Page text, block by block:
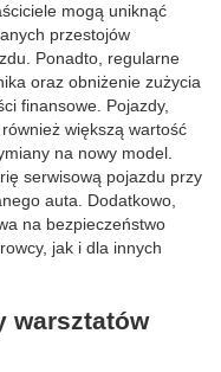
mogą uniknąć
przestojów
Ponadto, regularne
oraz obniżenie zużycia
finansowe. Pojazdy,
większą wartość
na nowy model.
serwisową pojazdu przy
auta. Dodatkowo,
na bezpieczeństwo
jak i dla innych
warsztatów